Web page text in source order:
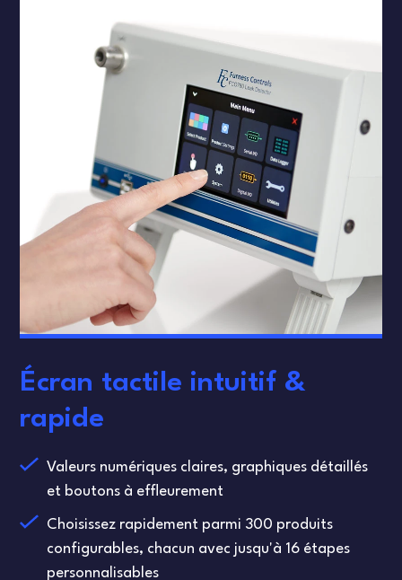
Écran tactile intuitif &
rapide
Valeurs numériques claires, graphiques détaillés
et boutons à effleurement
Choisissez rapidement parmi 300 produits
configurables, chacun avec jusqu'à 16 étapes
personnalisables